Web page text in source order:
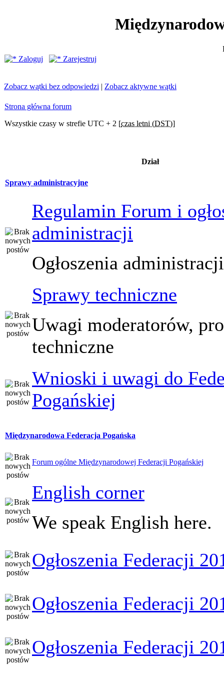
Zaloguj
Zarejestruj
Zobacz wątki bez odpowiedzi | Zobacz aktywne wątki
Strona główna forum
Wszystkie czasy w strefie UTC + 2 [czas letni (DST)]
Dział
Sprawy administracyjne
Regulamin Forum i
administracji
Ogłoszenia
Sprawy techniczne
Uwagi moderatorów,
techniczne
Wnioski i uwagi do
Pogańskiej
Międzynarodowa Federacja Pogańska
Forum ogólne Międzynarodowej Federacji Pogańskiej
English corner
We speak English here.
Ogłoszenia Federacji
Ogłoszenia Federacji
Ogłoszenia Federacji